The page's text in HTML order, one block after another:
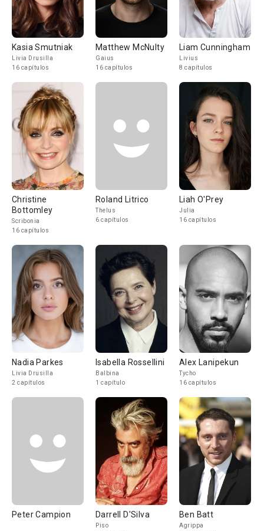
Kasia Smutniak
Livia Drusilla
16 capítulos
Matthew McNulty
Gaius
16 capítulos
Liam Cunningham
Livius
8 capítulos
Christine
Bottomley
Scribonia
16 capítulos
Roland Litrico
Thelus
6 capítulos
Liah O'Prey
Julia
16 capítulos
Nadia Parkes
Livia Drusilla
2 capítulos
Isabella Rossellini
Balbina
1 capítulo
Alex Lanipekun
Tycho
16 capítulos
Peter Campion Darrell D'Silva
Piso
Ben Batt
Agrippa